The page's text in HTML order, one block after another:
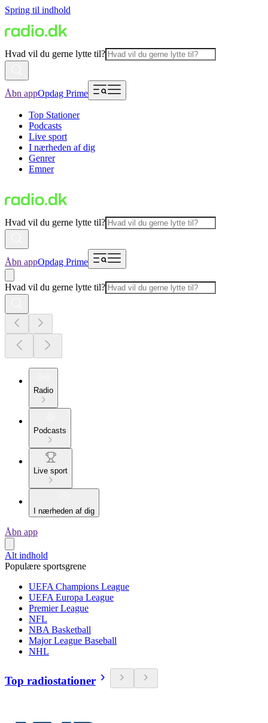
Spring til indhold
Hvad vil du gerne lytte til?
Åbn appOpdag Prime
Top Stationer
Podcasts
Live sport
I nærheden af dig
Genrer
Emner
Hvad vil du gerne lytte til?
Åbn appOpdag Prime
Hvad vil du gerne lytte til?
Radio
Podcasts
Live sport
I nærheden af dig
Åbn app
Alt indhold
Populære sportsgrene
UEFA Champions League
UEFA Europa League
Premier League
NFL
NBA Basketball
Major League Baseball
NHL
Top radiostationer